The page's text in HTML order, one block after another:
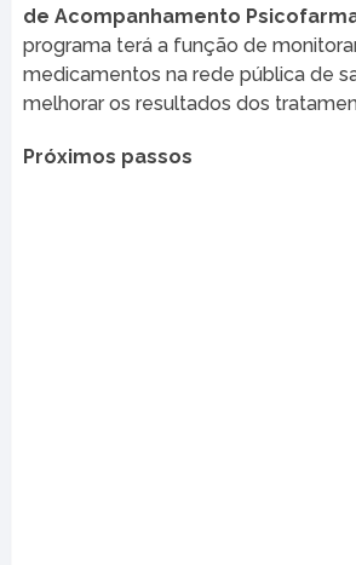
de Acompanhamento
programa terá a função de
medicamentos na rede pública de
melhorar os resultados dos
Próximos passos